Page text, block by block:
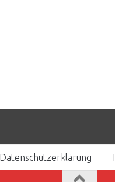
Datenschutzerklärung